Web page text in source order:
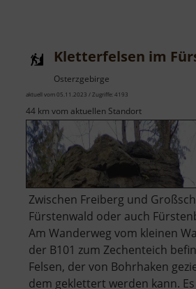
Kletterfelsen im
Osterzgebirge
aktuell vom 05.11.2023 / Zugriffe: 4193
44 km vom aktuellen Standort
Zwischen Freiberg und
Fürstenwald oder auch
Am Wanderweg vom kleinen
der B101 zum Zechenteich
Felsen, der von Bohrhaken
dem geklettert werden kann.